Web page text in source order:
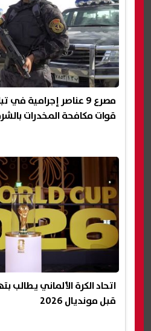
مصرع 9 عناصر إجرامية
قوات مكافحة المخدرات
اتحاد الكرة الألماني يطالب
قبل مونديال 2026